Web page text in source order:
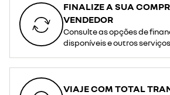
FINALIZE A SUA
VENDEDOR
Consulte as opções de
disponíveis e outros serviços.
VIAJE COM TOTAL